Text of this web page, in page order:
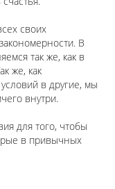
своих
В
так же, как в
же, как
в другие, мы
внутри.
для того, чтобы
в привычных